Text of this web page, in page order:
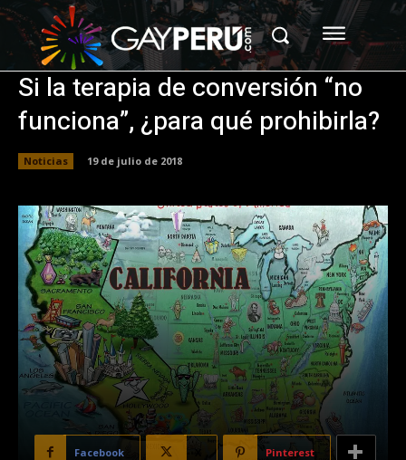
Si la terapia de conversión “no
funciona”, ¿para qué prohibirla?
Noticias 19 de julio de 2018
Facebook Pinterest